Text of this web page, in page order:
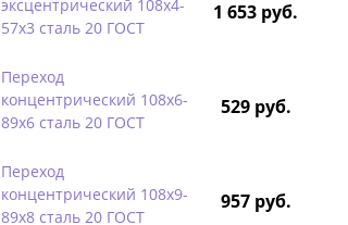
эксцентрический 108х4-
57х3 сталь 20 ГОСТ
1 653 руб.
Переход
концентрический 108х6-
89х6 сталь 20 ГОСТ
529 руб.
Переход
концентрический 108х9-
89х8 сталь 20 ГОСТ
957 руб.